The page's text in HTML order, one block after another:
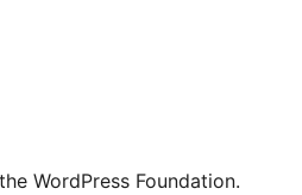
WordPress Foundation.